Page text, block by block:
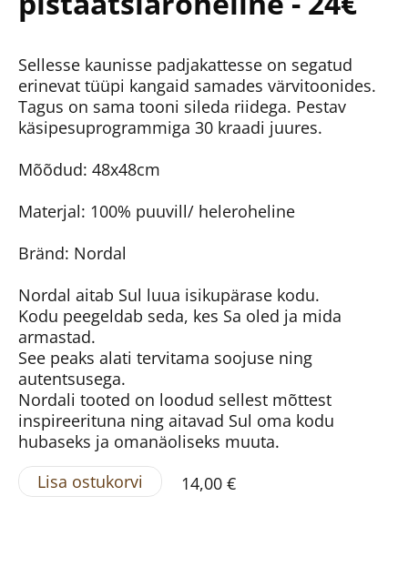
Sellesse kaunisse padjakattesse on segatud
erinevat tüüpi kangaid samades värvitoonides.
Tagus on sama tooni sileda riidega. Pestav
käsipesuprogrammiga 30 kraadi juures.
Mõõdud: 48x48cm
Materjal: 100% puuvill/ heleroheline
Bränd: Nordal
Nordal aitab Sul luua isikupärase kodu.
Kodu peegeldab seda, kes Sa oled ja mida
armastad.
See peaks alati tervitama soojuse ning
autentsusega.
Nordali tooted on loodud sellest mõttest
inspireerituna ning aitavad Sul oma kodu
hubaseks ja omanäoliseks muuta.
Lisa ostukorvi
14,00 €